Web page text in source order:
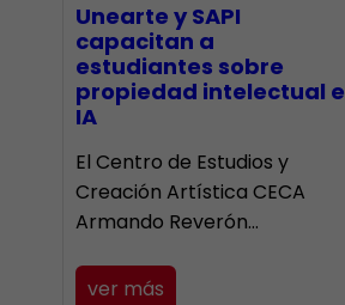
Unearte y SAPI
capacitan a
estudiantes sobre
propiedad intelectual e
IA
El Centro de Estudios y
Creación Artística CECA
Armando Reverón…
ver más